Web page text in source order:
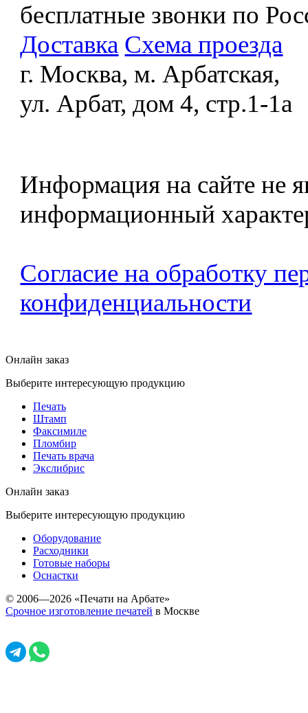
бесплатные звонки по
Доставка Схема проезда
г. Москва, м. Арбатская,
ул. Арбат, дом 4, стр.1-1а
Информация на сайте не
информационный
Согласие на обработку
конфиденциальности
Онлайн заказ
Выберите интересующую продукцию
Печать
Штамп
Факсимиле
Пломбир
Печать врача
Экслибрис
Онлайн заказ
Выберите интересующую продукцию
Оборудование
Расходники
Готовые наборы
Оснастки
© 2006—2026 «Печати на Арбате»
Срочное изготовление печатей в Москве